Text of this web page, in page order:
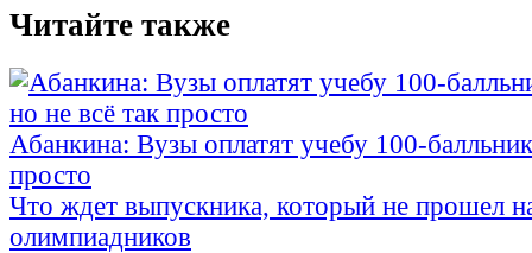
Читайте также
Абанкина: Вузы оплатят учебу 100-
просто
Что ждет выпускника, который не прошел
олимпиадников